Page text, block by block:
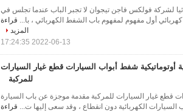
لشركة فولكس فاجن تيجوان لا تجبر الباب عندما تجلس في
أول مفهوم لمفهوم باب الشفط الكهربائي ، با... قراءة
المزيد
2022-06-13 17:24:35
أوتوماتيكية شفط أبواب السيارات قطع غيار السيارات
للمركبة
قطع غيار السيارات للمركبة مقدمة موجزة عن باب السيارة
قراءة